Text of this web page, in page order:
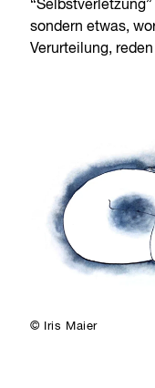
sondern etwas,
Verurteilung,
© Iris Maier